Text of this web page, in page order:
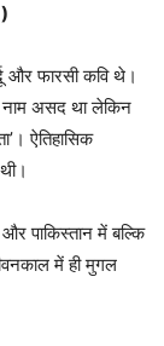
और फारसी कवि थे।
असद था लेकिन
ऐतिहासिक
पाकिस्तान में बल्कि
में ही मुगल